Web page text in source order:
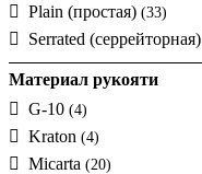
Plain (простая) (33)
Serrated (серрейторная)
Материал рукояти
G-10 (4)
Kraton (4)
Micarta (20)